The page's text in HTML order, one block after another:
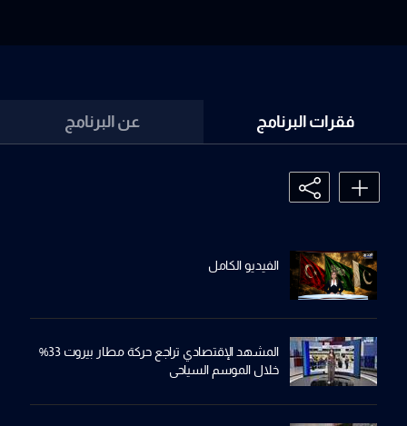
فقرات البرنامج عن البرنامج
الفيديو الكامل
المشهد الإقتصادي تراجع حركة مطار بيروت 33%
خلال الموسم السياحي